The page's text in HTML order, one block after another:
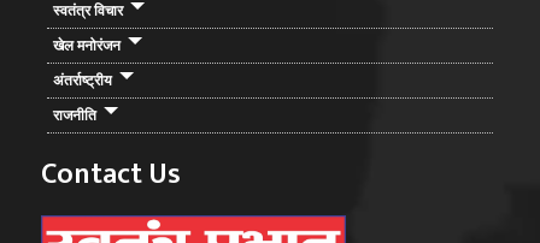
स्वतंत्र विचार
खेल मनोरंजन
अंतर्राष्ट्रीय
राजनीति
Contact Us